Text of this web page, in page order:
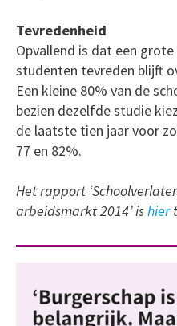
Tevredenheid
Opvallend is dat een
studenten tevreden blijft
Een kleine 80% van de
bezien dezelfde studie
de laatste tien jaar voor
77 en 82%.
Het rapport
arbeidsmarkt 2014’ ishier